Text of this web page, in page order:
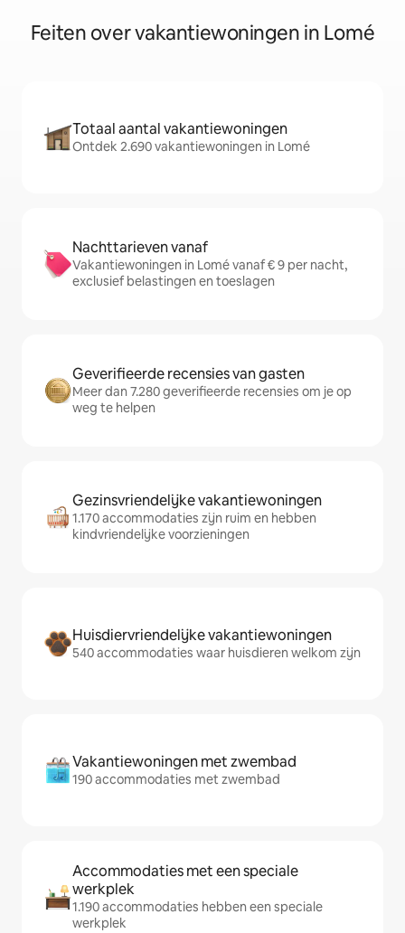
Feiten over vakantiewoningen in Lomé
Totaal aantal vakantiewoningen
Ontdek 2.690 vakantiewoningen in Lomé
Nachttarieven vanaf
Vakantiewoningen in Lomé vanaf € 9 per nacht,
exclusief belastingen en toeslagen
Geverifieerde recensies van gasten
Meer dan 7.280 geverifieerde recensies om je op
weg te helpen
Gezinsvriendelijke vakantiewoningen
1.170 accommodaties zijn ruim en hebben
kindvriendelijke voorzieningen
Huisdiervriendelijke vakantiewoningen
540 accommodaties waar huisdieren welkom zijn
Vakantiewoningen met zwembad
190 accommodaties met zwembad
Accommodaties met een speciale
werkplek
1.190 accommodaties hebben een speciale
werkplek